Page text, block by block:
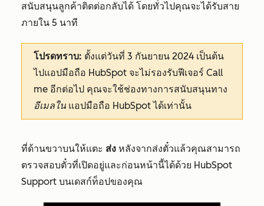
สนับสนุนลูกค้าติดต่อกลับได้ โดยทั่วไปคุณจะได้รับสาย
ภายใน 5 นาที
โปรดทราบ: ตั้งแต่วันที่ 3 กันยายน 2024 เป็นต้น
ไปแอปมือถือ HubSpot จะไม่รองรับฟีเจอร์ Call
me อีกต่อไป คุณจะใช้ช่องทางการสนับสนุนทาง
อีเมลใน แอปมือถือ HubSpot ได้เท่านั้น
ที่ด้านขวาบนให้แตะ ส่ง หลังจากส่งตั๋วแล้วคุณสามารถ
ตรวจสอบตั๋วที่เปิดอยู่และก่อนหน้านี้ได้ด้วย HubSpot
Support บนเดสก์ท็อปของคุณ